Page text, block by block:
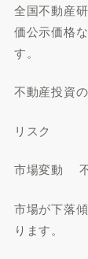
全国不動産
価公示価格
す。
不動産投資
リスク
市場変動 不
市場が下落
ります。